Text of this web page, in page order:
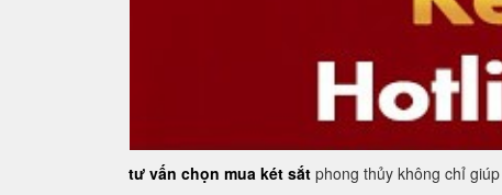
tư vấn chọn mua két sắt phong thủy không chỉ